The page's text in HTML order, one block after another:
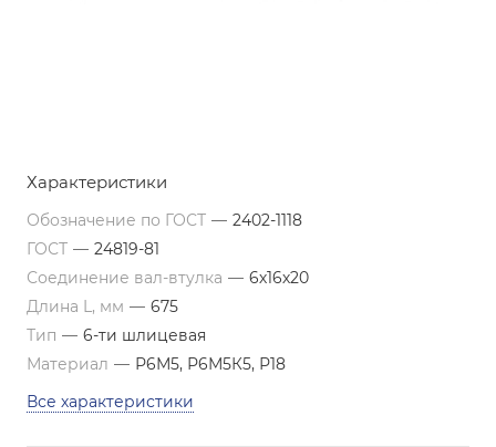
Характеристики
Обозначение по ГОСТ — 2402-1118
ГОСТ — 24819-81
Соединение вал-втулка — 6х16х20
Длина L, мм — 675
Тип — 6-ти шлицевая
Материал — Р6М5, Р6М5К5, Р18
Все характеристики